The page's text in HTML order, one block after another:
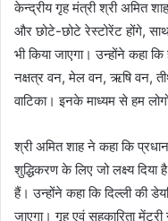
केन्द्रीय गृह मंत्री श्री अमित
और छोटे-छोटे रेस्टोरेंट होंगे, साथ
भी किया जाएगा। उन्होंने कहा
नक्षत्र वन, मेल वन, ऋषि वन,
वाटिका। इनके माध्यम से हम
श्री अमित शाह ने कहा कि
शुद्धिकरण के लिए जो लक्ष्य
हैं। उन्होंने कहा कि दिल्ली की
जाएगा। गृह एवं सहकारिता मेंट्री